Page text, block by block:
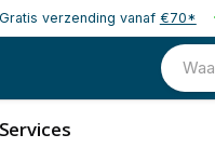
verzending vanaf €70*